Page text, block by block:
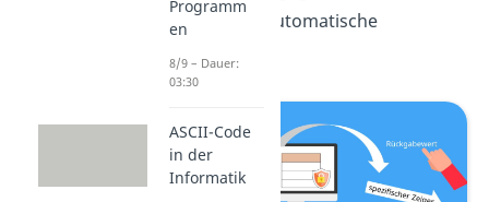
erfolgt eine automatische
Umwandlung.
Programm
en
8/9 – Dauer:
03:30
ASCII-Code
in der
Informatik